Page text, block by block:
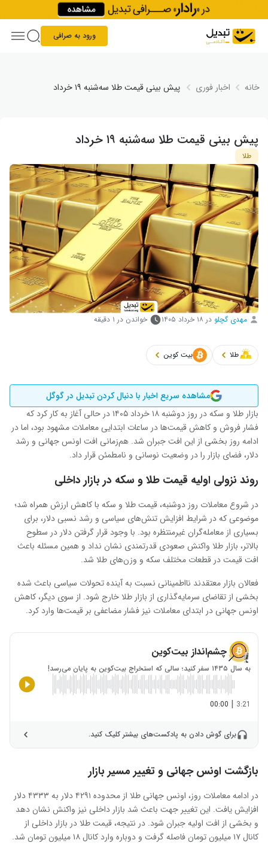
Skip to content
ورود به صرافی
خانه اخبار فوری پیش‌ بینی قیمت طلا سه‌شنبه ۱۹ خرداد
پیش‌ بینی قیمت طلا سه‌شنبه ۱۹ خرداد
طلا
مهدی گچلو در ۱۸ خرداد ۱۴۰۵ خواندن در ۱ دقیقه
طلا بیت کوین
مشاهده سریع اخبار با دنبال کردن تبدیل در گوگل
بازار طلا و سکه در روز دوشنبه ۱۸ خرداد ۱۴۰۵ در حالی آغاز به کار کرد که
فشار فروش و کاهش قیمت‌ها در ساعات ابتدایی معاملات مشهود بود، اما در
ادامه روز بخشی از این افت جبران شد. هم‌زمانی افت اونس جهانی و رشد
دلار، فضای بازار را در وضعیت نوسانی و نامطمئن قرار داد.
روند نزولی اولیه قیمت طلا و سکه در بازار داخلی
در شروع معاملات روز دوشنبه، قیمت طلا و سکه با کاهش ارزش همراه شد؛
موضوعی که در شرایط افزایش تنش‌های سیاسی و رشد نسبی دلار، برای
بسیاری از معامله‌گران غیرمنتظره بود. با وجود قرار گرفتن دلار در سطوح
بالاتر، بازار طلا واکنش صعودی قدرتمندی نشان نداد و همین مسئله باعث
افت قیمت در قطعات مختلف سکه و وزن‌های طلا شد.
فعالان بازار معتقدند نااطمینانی نسبت به آینده تحولات سیاسی باعث شده
بخشی از تقاضای سرمایه‌گذاری از بازار طلا خارج شود. از سوی دیگر، کاهش
اونس جهانی در ابتدای معاملات نیز فشار مضاعفی بر قیمت‌ها وارد کرد.
چشم‌انداز بیت‌کوین
به سال ۱۴۳۵ سفر کنید؛ سالی که استخراج بیت‌کوین به پایان می‌رسد!
3:21
|
00:00
برای گوش دادن به پادکست‌های بیشتر کلیک کنید.
بازگشت اونس جهانی و تغییر مسیر بازار
در ادامه معاملات روز، اونس جهانی طلا از محدوده ۴۲۹۱ دلار به ۴۳۳۳ دلار
افزایش یافت. این تغییر جهت باعث شد بازار داخلی نیز واکنش نشان دهد
و بخشی از افت اولیه جبران شود. در نتیجه، قیمت طلا در بازار داخلی از
کانال ۱۷ میلیون تومان فاصله گرفت و دوباره وارد کانال ۱۸ میلیون تومان شد.